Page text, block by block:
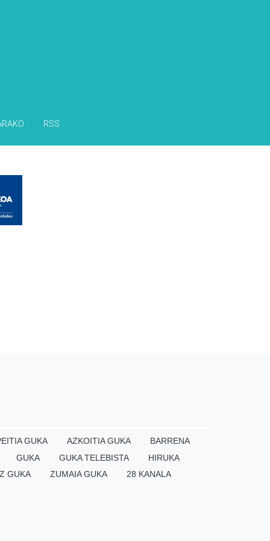
RSS
GUKA AZKOITIA GUKA
BARRENA
GUKA
GUKA TELEBISTA
HIRUKA
GUKA
ZUMAIA GUKA 28 KANALA